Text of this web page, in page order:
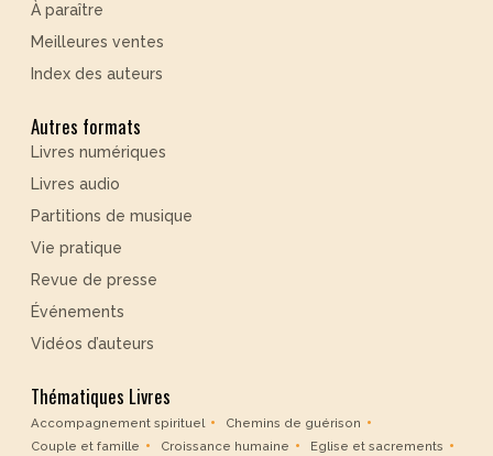
À paraître
Meilleures ventes
Index des auteurs
Autres formats
Livres numériques
Livres audio
Partitions de musique
Vie pratique
Revue de presse
Événements
Vidéos d’auteurs
Thématiques Livres
Accompagnement spirituel
Chemins de guérison
Couple et famille
Croissance humaine
Eglise et sacrements